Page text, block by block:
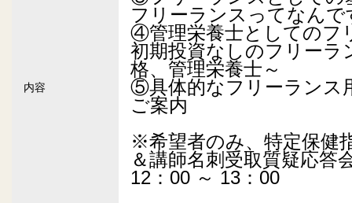
内容
フリーランスってなんで
④管理栄養士としてのフ
初期投資なしのフリーラ
格、管理栄養士～
⑤具体的なフリーランス
ご案内
※希望者のみ、特定保健
＆講師名刺受取質疑応答
12：00 ～ 13：00